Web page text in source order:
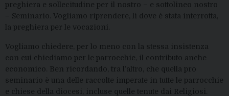
preghiera e sollecitudine per il nostro – e sottolineo nostro
– Seminario. Vogliamo riprendere, lì dove è stata interrotta,
la preghiera per le vocazioni.
Vogliamo chiedere, per lo meno con la stessa insistenza
con cui chiediamo per le parrocchie, il contributo anche
economico. Ben ricordando, tra l’altro, che quella pro
seminario è una delle raccolte imperate in tutte le parrocchie
e chiese della diocesi, incluse quelle tenute dai Religiosi.